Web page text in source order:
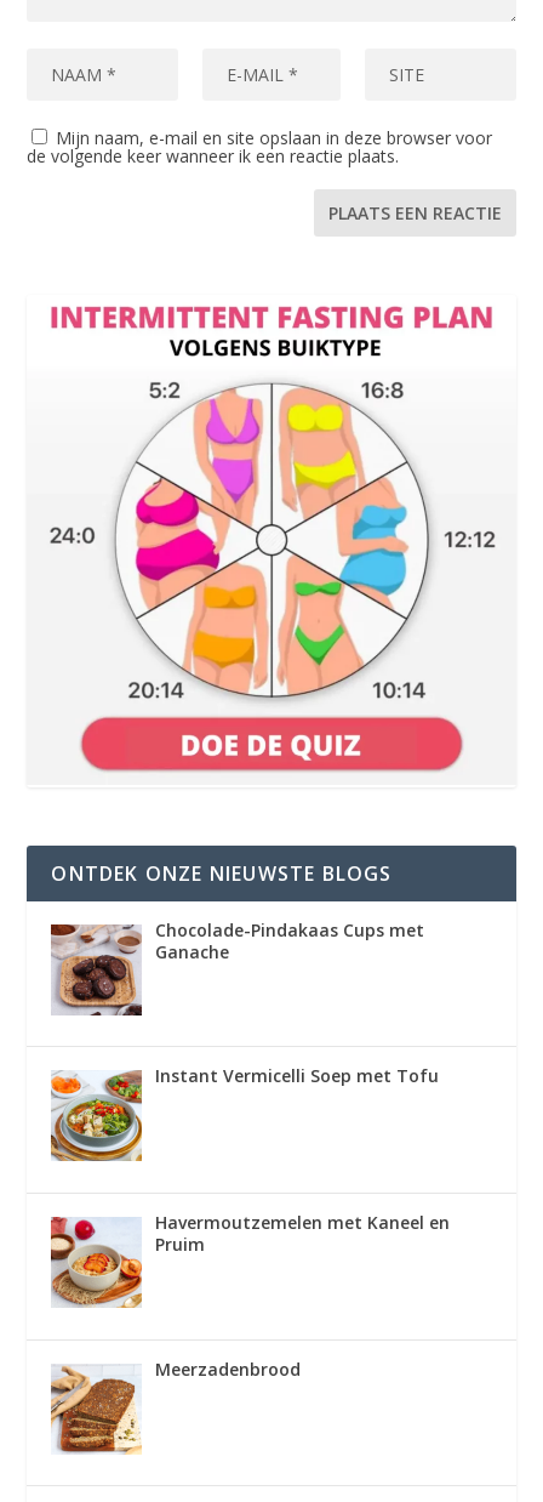
Mijn naam, e-mail en site opslaan in deze browser voor
de volgende keer wanneer ik een reactie plaats.
ONTDEK ONZE NIEUWSTE BLOGS
Chocolade-Pindakaas Cups met
Ganache
Instant Vermicelli Soep met Tofu
Havermoutzemelen met Kaneel en
Pruim
Meerzadenbrood